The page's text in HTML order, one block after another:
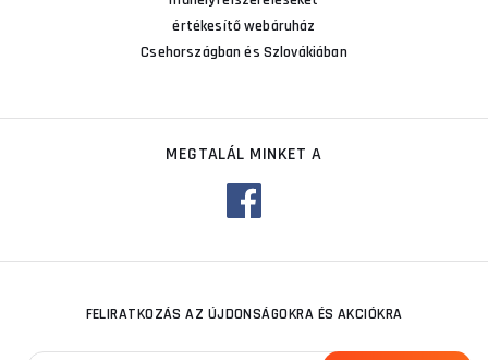
értékesítő webáruház
Csehországban és Szlovákiában
MEGTALÁL MINKET A
FELIRATKOZÁS AZ ÚJDONSÁGOKRA ÉS AKCIÓKRA